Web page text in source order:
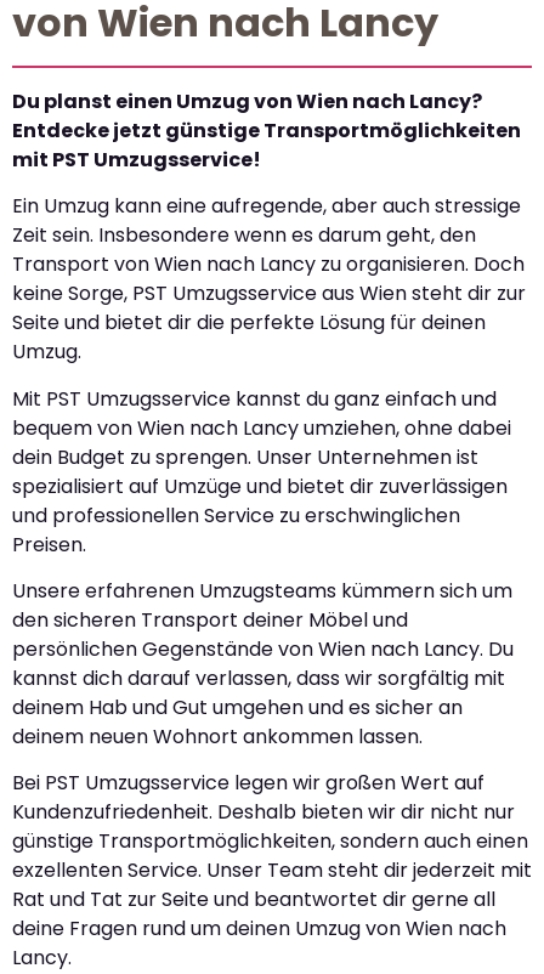
von Wien nach Lancy
Du planst einen Umzug von Wien nach Lancy?
Entdecke jetzt günstige Transportmöglichkeiten
mit PST Umzugsservice!
Ein Umzug kann eine aufregende, aber auch stressige
Zeit sein. Insbesondere wenn es darum geht, den
Transport von Wien nach Lancy zu organisieren. Doch
keine Sorge, PST Umzugsservice aus Wien steht dir zur
Seite und bietet dir die perfekte Lösung für deinen
Umzug.
Mit PST Umzugsservice kannst du ganz einfach und
bequem von Wien nach Lancy umziehen, ohne dabei
dein Budget zu sprengen. Unser Unternehmen ist
spezialisiert auf Umzüge und bietet dir zuverlässigen
und professionellen Service zu erschwinglichen
Preisen.
Unsere erfahrenen Umzugsteams kümmern sich um
den sicheren Transport deiner Möbel und
persönlichen Gegenstände von Wien nach Lancy. Du
kannst dich darauf verlassen, dass wir sorgfältig mit
deinem Hab und Gut umgehen und es sicher an
deinem neuen Wohnort ankommen lassen.
Bei PST Umzugsservice legen wir großen Wert auf
Kundenzufriedenheit. Deshalb bieten wir dir nicht nur
günstige Transportmöglichkeiten, sondern auch einen
exzellenten Service. Unser Team steht dir jederzeit mit
Rat und Tat zur Seite und beantwortet dir gerne all
deine Fragen rund um deinen Umzug von Wien nach
Lancy.